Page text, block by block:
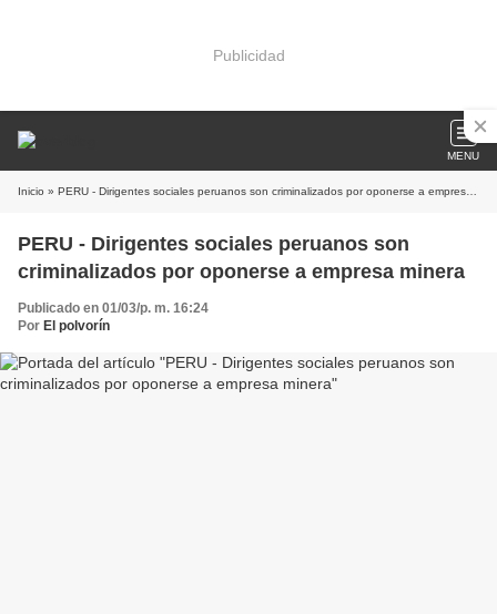
Publicidad
MENU
Inicio » PERU - Dirigentes sociales peruanos son criminalizados por oponerse a empresa minera
PERU - Dirigentes sociales peruanos son
criminalizados por oponerse a empresa minera
Publicado en 01/03/p. m. 16:24
Por El polvorín